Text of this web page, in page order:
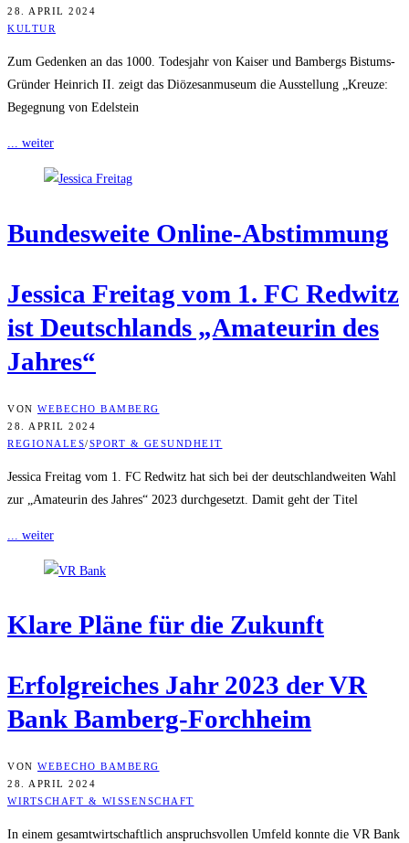
28. APRIL 2024
KULTUR
Zum Gedenken an das 1000. Todesjahr von Kaiser und Bambergs Bistums-
Gründer Heinrich II. zeigt das Diözesanmuseum die Ausstellung „Kreuze:
Begegnung von Edelstein
... weiter
Bun­des­wei­te Online-Abstimmung
Jes­si­ca Frei­tag vom 1. FC Red­witz
ist Deutsch­lands „Ama­teu­rin des
Jahres“
VON WEBECHO BAMBERG
28. APRIL 2024
REGIONALES/SPORT & GESUNDHEIT
Jessica Freitag vom 1. FC Redwitz hat sich bei der deutschlandweiten Wahl
zur „Amateurin des Jahres“ 2023 durchgesetzt. Damit geht der Titel
... weiter
Kla­re Plä­ne für die Zukunft
Erfolg­rei­ches Jahr 2023 der VR
Bank Bamberg-Forchheim
VON WEBECHO BAMBERG
28. APRIL 2024
WIRTSCHAFT & WISSENSCHAFT
In einem gesamtwirtschaftlich anspruchsvollen Umfeld konnte die VR Bank